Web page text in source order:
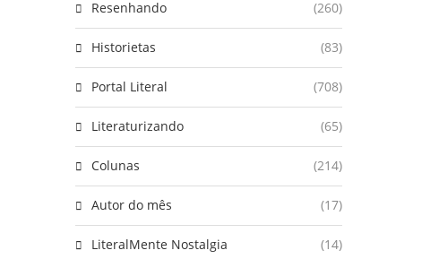
Resenhando (260)
Historietas (83)
Portal Literal (708)
Literaturizando (65)
Colunas (214)
Autor do mês (17)
LiteralMente Nostalgia (14)